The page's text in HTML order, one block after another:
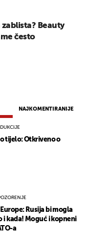
NAJKOMENTIRANIJE
tijelo: Otkriveno o
Rusija bi mogla
i kada! Moguć i kopneni
a
Beauty
često